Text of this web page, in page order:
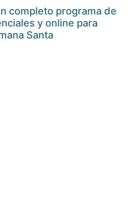
completo programa de
y online para
Santa